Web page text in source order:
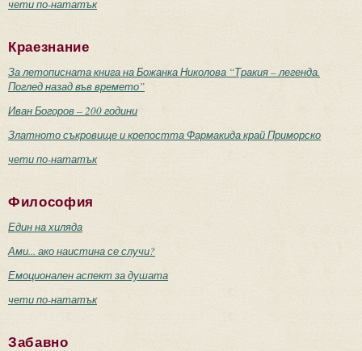
чети по-нататък
Краезнание
За летописната книга на Божанка Николова “Тракия – легенда.
Поглед назад във времето”
Иван Богоров – 200 години
Златното съкровище и крепостта Фармакида край Приморско
чети по-нататък
Философия
Един на хиляда
Ами... ако наистина се случи?
Емоционален аспект за душата
чети по-нататък
Забавно